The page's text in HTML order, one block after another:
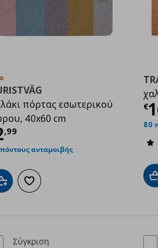
πόρτας εσωτερικού
40x60 cm
,99 τιμή €
ανταμοιβής
Προσθήκη στο καλάθι
Προσθήκη στα αγαπημένα
€
80
Σύγκριση